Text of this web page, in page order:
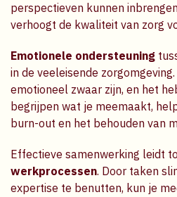
perspectieven kunnen
verhoogt de kwaliteit van zorg
Emotionele ondersteuning
in de veeleisende
emotioneel zwaar zijn, en het
begrijpen wat je meemaakt,
burn-out en het behouden van
Effectieve samenwerking leidt
werkprocessen. Door taken
expertise te benutten, kun je